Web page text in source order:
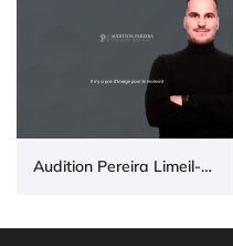
Audition Pereira Limeil-Brévannes (94)